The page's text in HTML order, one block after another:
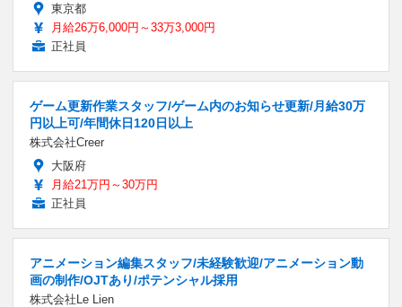
東京都
月給26万6,000円～33万3,000円
正社員
ゲーム更新作業スタッフ/ゲーム内のお知らせ更新/月給30万
円以上可/年間休日120日以上
株式会社Creer
大阪府
月給21万円～30万円
正社員
アニメーション編集スタッフ/未経験歓迎/アニメーション動
画の制作/OJTあり/ポテンシャル採用
株式会社Le Lien